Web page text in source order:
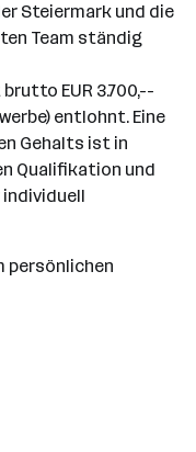
Steiermark und die
Team ständig
EUR 3.700,--
entlohnt. Eine
Gehalts ist in
Qualifikation und
persönlichen